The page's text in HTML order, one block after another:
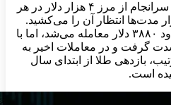
به گزارش اکوایران، قیمت طلا سرانجام از مرز ۴ هزار دلار در هر
مدت‌ها انتظار آن را می‌کشید.
جمعه گذشته، هر اونس طلا حدود ۳۸۸۰ دلار معامله می‌شد، اما با
گرفت و در معاملات اخیر به
این ترتیب، بازدهی طلا از ابتدای سال